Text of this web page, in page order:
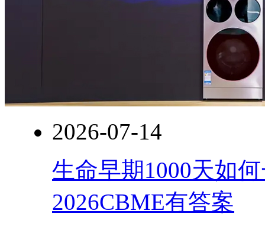
2026-07-14
生命早期1000天如
2026CBME有答案